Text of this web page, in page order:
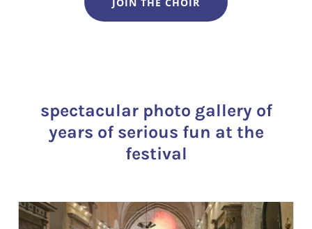
spectacular photo gallery of
years of serious fun at the
festival